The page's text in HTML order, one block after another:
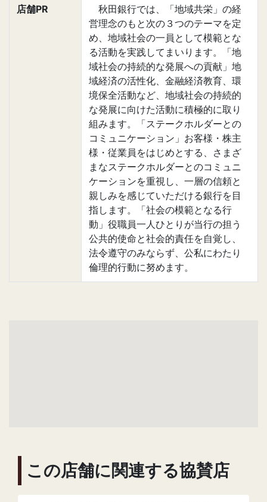
店舗PR
秋田銀行では、「地域共栄」の経
営理念のもと次の３つのテーマを定
め、地域社会の一員として模範とな
る活動を実践してまいります。「地
域社会の持続的な発展への貢献」地
域経済の活性化、金融経済教育、環
境保全活動など、地域社会の持続的
な発展に向けた活動に積極的に取り
組みます。「ステークホルダーとの
コミュニケーション」お客様・株主
様・従業員をはじめとする、さまざ
まなステークホルダーとのコミュニ
ケーションを重視し、一層の信頼と
親しみを感じていただける銀行を目
指します。「社会の模範となる行
動」役職員一人ひとりが当行の担う
公共的使命と社会的責任を自覚し、
法令遵守のみならず、公私にわたり
倫理的行動に努めます。
この店舗に関連する協賛店